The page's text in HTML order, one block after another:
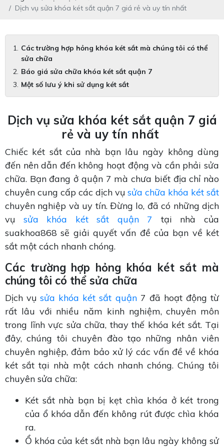
Dịch vụ sửa khóa két sắt quận 7 giá rẻ và uy tín nhất
Các trường hợp hỏng khóa két sắt mà chúng tôi có thể
sửa chữa
Báo giá sửa chữa khóa két sắt quận 7
Một số lưu ý khi sử dụng két sắt
Dịch vụ sửa khóa két sắt quận 7 giá
rẻ và uy tín nhất
Chiếc két sắt của nhà bạn lâu ngày không dùng
đến nên dẫn đến không hoạt động và cần phải sửa
chữa. Bạn đang ở quận 7 mà chưa biết địa chỉ nào
chuyên cung cấp các dịch vụ sửa chữa khóa két sắt
chuyên nghiệp và uy tín. Đừng lo, đã có những dịch
vụ sửa khóa két sắt quận 7
tại nhà của
suakhoa868 sẽ giải quyết vấn đề của bạn về két
sắt một cách nhanh chóng.
Các trường hợp hỏng khóa két sắt mà
chúng tôi có thể sửa chữa
Dịch vụsửa khóa két sắt quận7 đã hoạt động từ
rất lâu với nhiều năm kinh nghiệm, chuyên môn
trong lĩnh vực sửa chữa, thay thế khóa két sắt. Tại
đây, chúng tôi chuyên đào tạo những nhân viên
chuyên nghiệp, đảm bảo xử lý các vấn đề về khóa
két sắt tại nhà một cách nhanh chóng. Chúng tôi
chuyên sửa chữa:
Két sắt nhà bạn bị kẹt chìa khóa ở két trong
của ổ khóa dẫn đến không rút được chìa khóa
ra.
Ổ khóa của két sắt nhà bạn lâu ngày không sử